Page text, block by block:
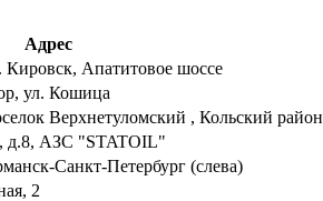
Адрес
Апатитовое шоссе
ул. Кошица
Верхнетуломский , Кольский район
д.8, АЗС "STATOIL"
Санкт-Петербург (слева)
2